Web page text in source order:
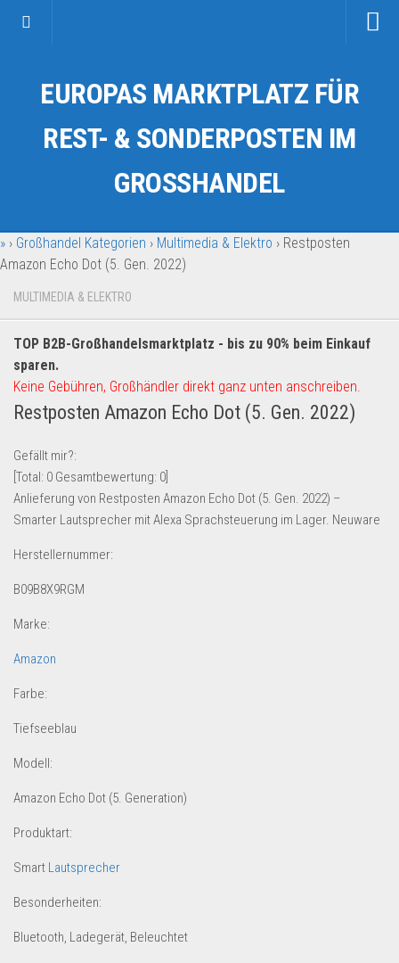
Kategorien
Auto & Motorrad
Fahrzeuge & Transport
Garten & Werkzeug
Geschäft, Büro & Schreibwaren
Geschenkartikel
Handy und Smartphone
Kosmetik & Pflege
Lebensmittel & Getränke
Multimedia & Elektro
Münzen
Spielzeug & Games
Uhren & Schmuck
Restposten-Angebote
Dropshipping-Produkte
B2B Produkte
Grosshandel
Amazon
EUROPAS MARKTPLATZ FÜR
REST- & SONDERPOSTEN IM
GROSSHANDEL
» › Großhandel Kategorien › Multimedia & Elektro › Restposten
Amazon Echo Dot (5. Gen. 2022)
MULTIMEDIA & ELEKTRO
TOP B2B-Großhandelsmarktplatz - bis zu 90% beim Einkauf
sparen.
Keine Gebühren, Großhändler direkt ganz unten anschreiben.
Restposten Amazon Echo Dot (5. Gen. 2022)
Gefällt mir?:
[Total: 0 Gesamtbewertung: 0
Anlieferung von Restposten Amazon Echo Dot (5. Gen. 2022) –
Smarter Lautsprecher mit Alexa Sprachsteuerung im Lager. Neuware
Herstellernummer:
B09B8X9RGM
Marke:
Amazon
Farbe:
Tiefseeblau
Modell:
Amazon Echo Dot (5. Generation)
Produktart:
Smart Lautsprecher
Besonderheiten:
Bluetooth, Ladegerät, Beleuchtet